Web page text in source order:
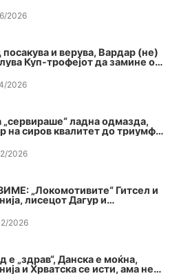
2026
и верува, Вардар (не)
Куп-трофејот да замине од
2026
ладна одмазда,
на сиров квалитет до триумф
2026
„Локомотивите“ Гитсел и
лисецот Дагур и
2026
е „здрав“, Данска е моќна,
и Хрватска се исти, ама не